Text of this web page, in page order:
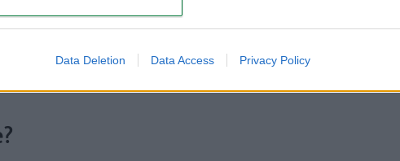
Data Deletion Data Access Privacy Policy
cuatro de cada cinco semanas.Me he perdido cumpleaños,
han cambiado ahora".